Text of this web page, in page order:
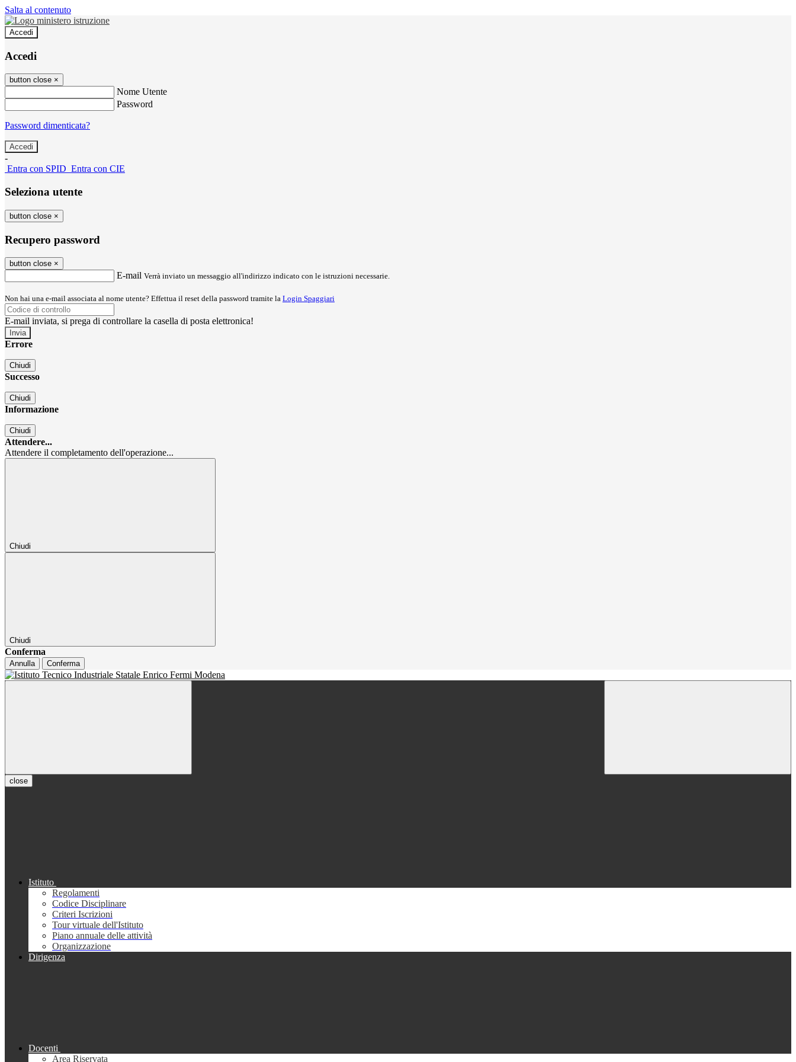
Salta al contenuto
Accedi
Accedi
button close ×
Nome Utente
Password
Password dimenticata?
-
Entra con SPID Entra con CIE
Seleziona utente
button close ×
Recupero password
button close ×
E-mail Verrà inviato un messaggio all'indirizzo indicato con le istruzioni necessarie.
Non hai una e-mail associata al nome utente? Effettua il reset della password tramite la Login Spaggiari
E-mail inviata, si prega di controllare la casella di posta elettronica!
Errore
Chiudi
Successo
Chiudi
Informazione
Chiudi
Attendere...
Attendere il completamento dell'operazione...
Chiudi
Chiudi
Conferma
Annulla Conferma
close
Istituto
Regolamenti
Codice Disciplinare
Criteri Iscrizioni
Tour virtuale dell'Istituto
Piano annuale delle attività
Organizzazione
Dirigenza
Docenti
Area Riservata